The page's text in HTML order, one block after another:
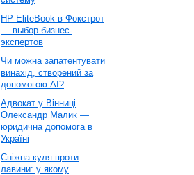
HP EliteBook в Фокстрот
— выбор бизнес-
экспертов
Чи можна запатентувати
винахід, створений за
допомогою AI?
Адвокат у Вінниці
Олександр Малик —
юридична допомога в
Україні
Сніжна куля проти
лавини: у якому